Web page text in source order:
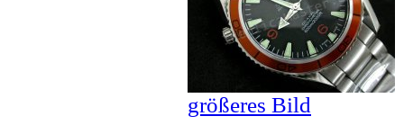
größeres Bild